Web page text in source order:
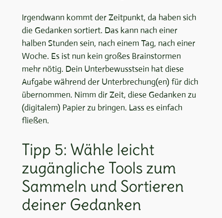
Irgendwann kommt der Zeitpunkt, da haben sich
die Gedanken sortiert. Das kann nach einer
halben Stunden sein, nach einem Tag, nach einer
Woche. Es ist nun kein großes Brainstormen
mehr nötig. Dein Unterbewusstsein hat diese
Aufgabe während der Unterbrechung(en) für dich
übernommen. Nimm dir Zeit, diese Gedanken zu
(digitalem) Papier zu bringen. Lass es einfach
fließen.
Tipp 5: Wähle leicht
zugängliche Tools zum
Sammeln und Sortieren
deiner Gedanken